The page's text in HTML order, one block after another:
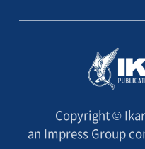
Copyright ©
an Impress Group